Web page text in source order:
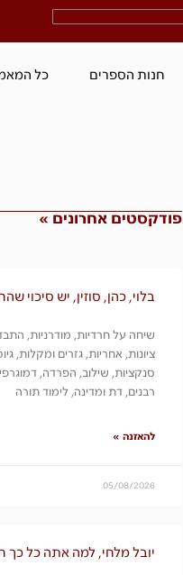
חנות הספרים כל
פודקסטים אחרונים »
בלוי, כהן, סוזין, יש סיכוי
שיחה על חרדיות, מודרניות,
ציונות, אחריות, גזרים ומקלות,
סנקציות, שילוב, הפרדה,
רבנים, דת ומדינה, לימוד תורה
להאזנה »
05/08/2026
יובל מלחי, למה אתה כל כך